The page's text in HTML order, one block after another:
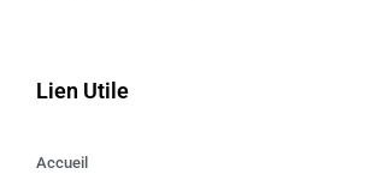
Lien Utile
Accueil